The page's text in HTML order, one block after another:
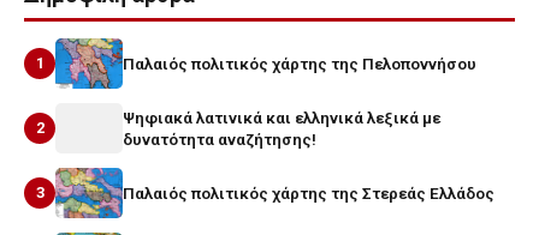
1 Παλαιός πολιτικός χάρτης της Πελοποννήσου
2
Ψηφιακά λατινικά και ελληνικά λεξικά με
δυνατότητα αναζήτησης!
3 Παλαιός πολιτικός χάρτης της Στερεάς Ελλάδος